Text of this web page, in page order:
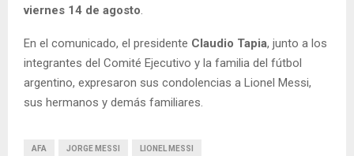
viernes 14 de agosto.
En el comunicado, el presidente Claudio Tapia, junto a los
integrantes del Comité Ejecutivo y la familia del fútbol
argentino, expresaron sus condolencias a Lionel Messi,
sus hermanos y demás familiares.
AFA JORGE MESSI LIONEL MESSI